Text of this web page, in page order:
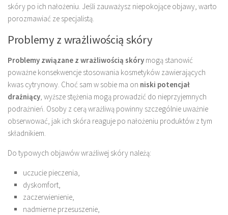
skóry po ich nałożeniu. Jeśli zauważysz niepokojące objawy, warto
porozmawiać ze specjalistą.
Problemy z wrażliwością skóry
Problemy związane z wrażliwością skóry mogą stanowić
poważne konsekwencje stosowania kosmetyków zawierających
kwas cytrynowy. Choć sam w sobie ma on niski potencjał
drażniący, wyższe stężenia mogą prowadzić do nieprzyjemnych
podrażnień. Osoby z cerą wrażliwą powinny szczególnie uważnie
obserwować, jak ich skóra reaguje po nałożeniu produktów z tym
składnikiem.
Do typowych objawów wrażliwej skóry należą:
uczucie pieczenia,
dyskomfort,
zaczerwienienie,
nadmierne przesuszenie,